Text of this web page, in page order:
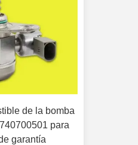
de la bomba
para
garantía